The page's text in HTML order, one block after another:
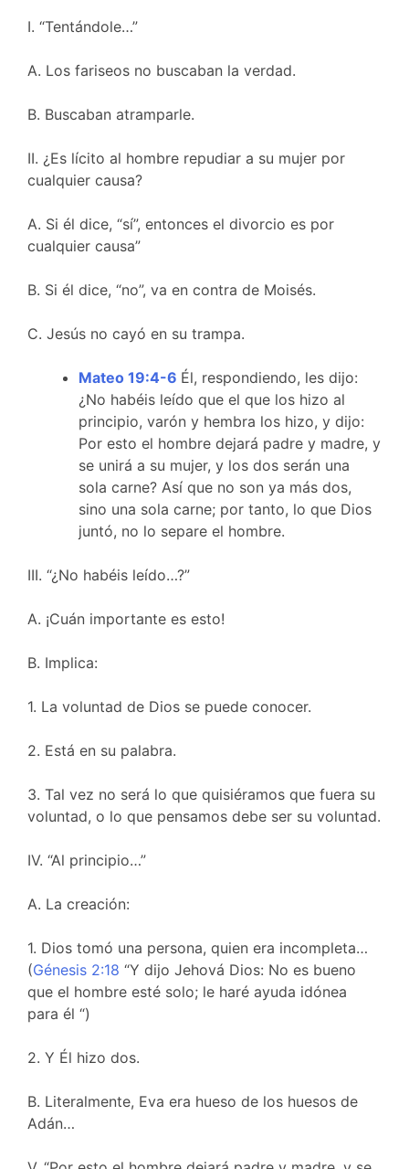
I. “Tentándole…”
A. Los fariseos no buscaban la verdad.
B. Buscaban atramparle.
II. ¿Es lícito al hombre repudiar a su mujer por
cualquier causa?
A. Si él dice, “sí”, entonces el divorcio es por
cualquier causa”
B. Si él dice, “no”, va en contra de Moisés.
C. Jesús no cayó en su trampa.
Mateo 19:4-6 Él, respondiendo, les dijo:
¿No habéis leído que el que los hizo al
principio, varón y hembra los hizo, y dijo:
Por esto el hombre dejará padre y madre, y
se unirá a su mujer, y los dos serán una
sola carne? Así que no son ya más dos,
sino una sola carne; por tanto, lo que Dios
juntó, no lo separe el hombre.
III. “¿No habéis leído…?”
A. ¡Cuán importante es esto!
B. Implica:
1. La voluntad de Dios se puede conocer.
2. Está en su palabra.
3. Tal vez no será lo que quisiéramos que fuera su
voluntad, o lo que pensamos debe ser su voluntad.
IV. “Al principio…”
A. La creación:
1. Dios tomó una persona, quien era incompleta…
(Génesis 2:18 “Y dijo Jehová Dios: No es bueno
que el hombre esté solo; le haré ayuda idónea
para él “)
2. Y Él hizo dos.
B. Literalmente, Eva era hueso de los huesos de
Adán…